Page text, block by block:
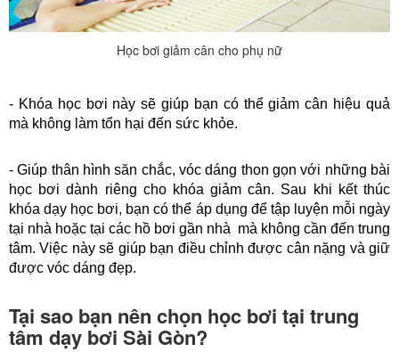
Học bơi giảm cân cho phụ nữ
- Khóa học bơi này sẽ giúp bạn có thể giảm cân hiệu quả
mà không làm tổn hại đến sức khỏe.
- Giúp thân hình săn chắc, vóc dáng thon gọn với những bài
học bơi dành riêng cho khóa giảm cân. Sau khi kết thúc
khóa dạy học bơi, bạn có thể áp dụng để tập luyện mỗi ngày
tại nhà hoặc tại các hồ bơi gần nhà  mà không cần đến trung
tâm. Việc này sẽ giúp bạn điều chỉnh được cân nặng và giữ
được vóc dáng đẹp.
Tại sao bạn nên chọn học bơi tại trung
tâm dạy bơi Sài Gòn?